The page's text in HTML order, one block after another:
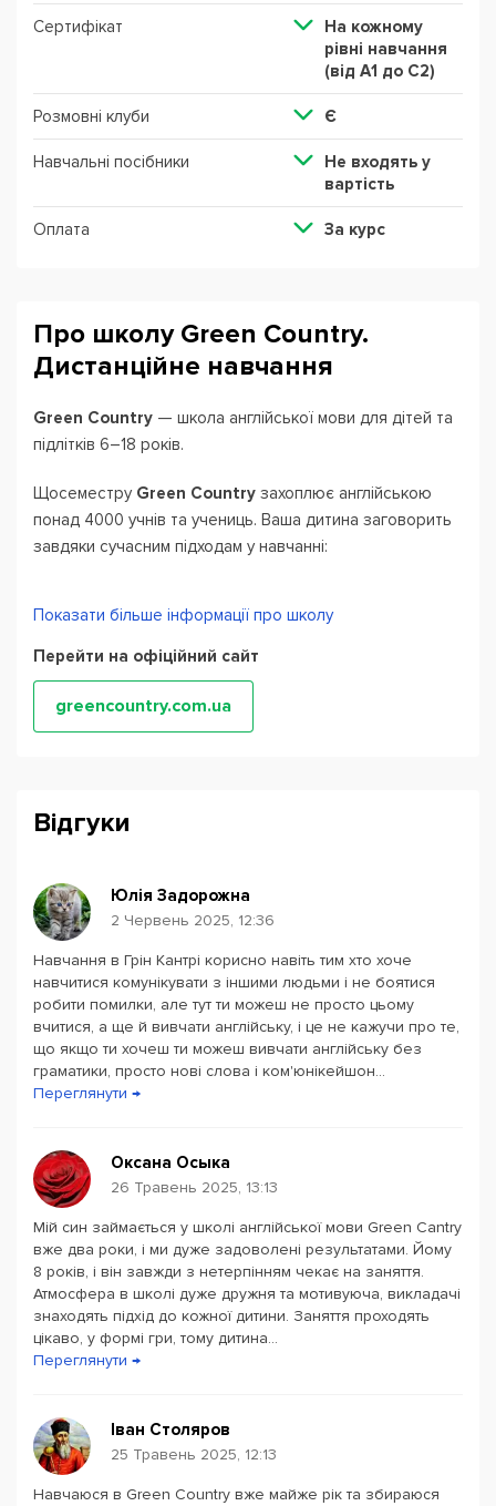
Сертифікат
На кожному
рівні навчання
(від А1 до С2)
Розмовні клуби Є
Навчальні посібники
Не входять у
вартість
Оплата За курс
Про школу Green Country.
Дистанційне навчання
Green Country — школа англійської мови для дітей та
підлітків 6–18 років.
Щосеместру Green Country захоплює англійською
понад 4000 учнів та учениць. Ваша дитина заговорить
завдяки сучасним підходам у навчанні:
«Перевернутий урок», завдяки якій діти готуються до
а 70% уроку приділяють говорінню.
+ offline).
Age + Level — індивідуальний принцип підбору групи
Success — унікальна система мотивації — шкільна
валюта «кантрики», на які можна придбати товари з
сувенірної крамнички Yellow Shop, взяти участь у
благодійній ініціативі або влаштувати піца-паті з
одногрупниками.
Авторські підручники "24 Easy Steps" та "Notes by
GC", розроблені навчально-методичним відділом
Green Country та схвалені МОН України.
Запишіться на пробне заняття, щоб оцінити
Показати більше інформації про школу
Перейти на офіційний сайт
greencountry.com.ua
Відгуки
Юлія Задорожна
2 Червень 2025, 12:36
Навчання в Грін Кантрі корисно навіть тим хто хоче
навчитися комунікувати з іншими людьми і не боятися
робити помилки, але тут ти можеш не просто цьому
вчитися, а ще й вивчати англійську, і це не кажучи про те,
що якщо ти хочеш ти можеш вивчати англійську без
граматики, просто нові слова і ком'юнікейшон...
Переглянути →
Оксана Осыка
26 Травень 2025, 13:13
Мій син займається у школі англійської мови Green Cantry
вже два роки, і ми дуже задоволені результатами. Йому
8 років, і він завжди з нетерпінням чекає на заняття.
Атмосфера в школі дуже дружня та мотивуюча, викладачі
знаходять підхід до кожної дитини. Заняття проходять
цікаво, у формі гри, тому дитина...
Переглянути →
Іван Столяров
25 Травень 2025, 12:13
Навчаюся в Green Country вже майже рік та збираюся